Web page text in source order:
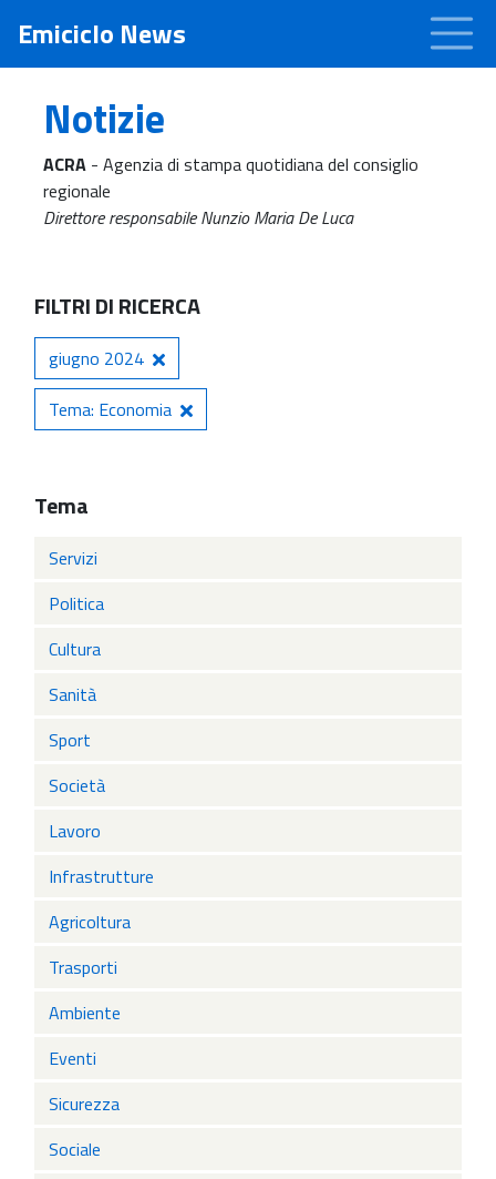
Emiciclo News
Notizie
ACRA - Agenzia di stampa quotidiana del consiglio
regionale
Direttore responsabile Nunzio Maria De Luca
FILTRI DI RICERCA
giugno 2024
Tema: Economia
Tema
Servizi
Politica
Cultura
Sanità
Sport
Società
Lavoro
Infrastrutture
Agricoltura
Trasporti
Ambiente
Eventi
Sicurezza
Sociale